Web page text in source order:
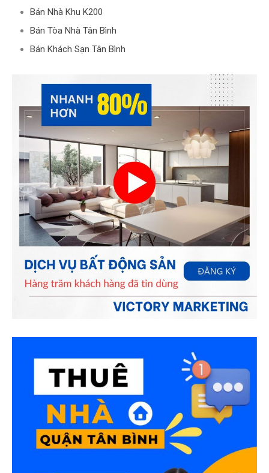
Bán Nhà Khu K200
Bán Tòa Nhà Tân Bình
Bán Khách Sạn Tân Bình